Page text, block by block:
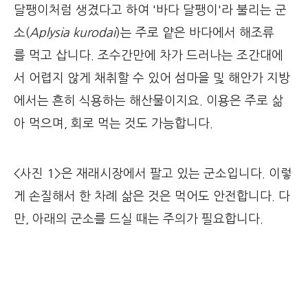
달팽이처럼 생겼다고 하여 '바다 달팽이'라 불리는 군
소(Aplysia kurodai)는 주로 얕은 바다에서 해조류
를 먹고 삽니다. 조수간만에 차가 드러나는 조간대에
서 어렵지 않게 채취할 수 있어 섬마을 및 해안가 지방
에서는 흔히 식용하는 해산물이지요. 이용은 주로 삶
아 먹으며, 회로 먹는 것도 가능합니다.
<사진 1>은 재래시장에서 팔고 있는 군소입니다. 이렇
게 손질해서 한 차례 삶은 것은 먹어도 안전합니다. 다
만, 아래의 군소를 드실 때는 주의가 필요합니다.